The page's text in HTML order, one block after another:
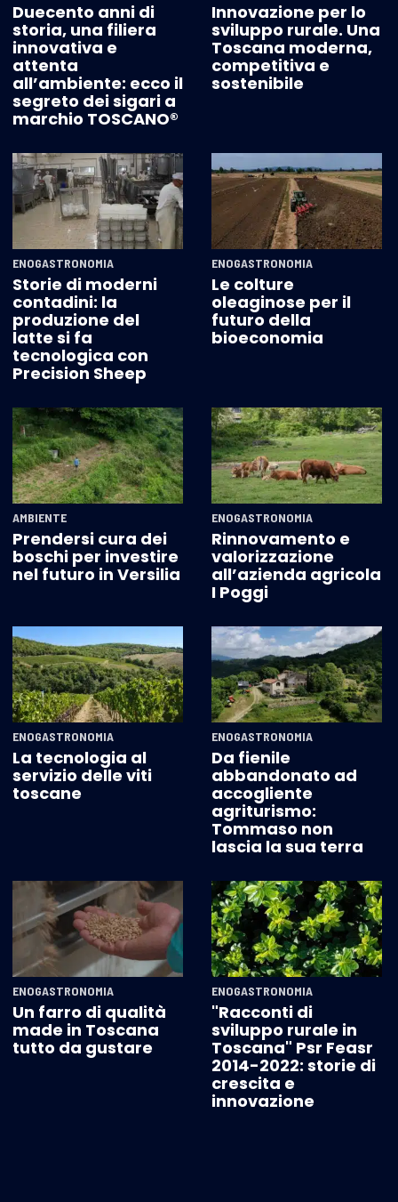
Duecento anni di
storia, una filiera
innovativa e
attenta
all’ambiente: ecco il
segreto dei sigari a
marchio TOSCANO®
Innovazione per lo
sviluppo rurale. Una
Toscana moderna,
competitiva e
sostenibile
ENOGASTRONOMIA
Storie di moderni
contadini: la
produzione del
latte si fa
tecnologica con
Precision Sheep
ENOGASTRONOMIA
Le colture
oleaginose per il
futuro della
bioeconomia
AMBIENTE
Prendersi cura dei
boschi per investire
nel futuro in Versilia
ENOGASTRONOMIA
Rinnovamento e
valorizzazione
all’azienda agricola
I Poggi
ENOGASTRONOMIA
La tecnologia al
servizio delle viti
toscane
ENOGASTRONOMIA
Da fienile
abbandonato ad
accogliente
agriturismo:
Tommaso non
lascia la sua terra
ENOGASTRONOMIA
Un farro di qualità
made in Toscana
tutto da gustare
ENOGASTRONOMIA
"Racconti di
sviluppo rurale in
Toscana" Psr Feasr
2014-2022: storie di
crescita e
innovazione